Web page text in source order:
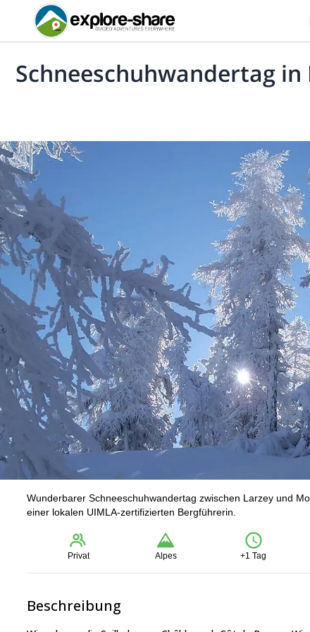
Schneeschuhwandertag
Wunderbarer Schneeschuhwandertag zwischen Larzey und
einer lokalen UIMLA-zertifizierten Bergführerin.
Privat Alpes +1 Tag
Beschreibung